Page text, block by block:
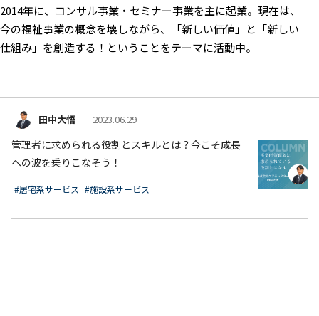
2014年に、コンサル事業・セミナー事業を主に起業。現在は、
今の福祉事業の概念を壊しながら、「新しい価値」と「新しい
仕組み」を創造する！ということをテーマに活動中。
田中大悟 2023.06.29
管理者に求められる役割とスキルとは？今こそ成長
への波を乗りこなそう！
#居宅系サービス #施設系サービス